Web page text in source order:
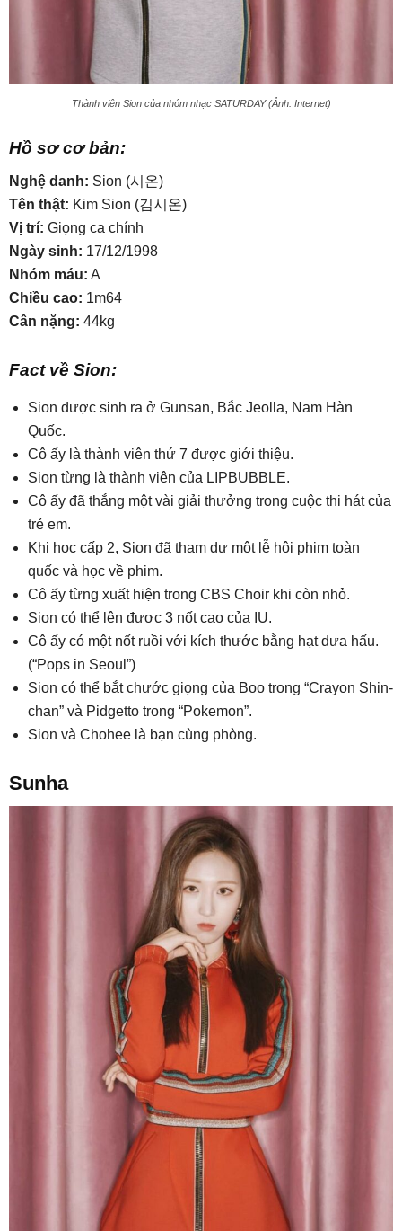
Thành viên Sion của nhóm nhạc SATURDAY (Ảnh: Internet)
Hồ sơ cơ bản:
Nghệ danh: Sion (시온)
Tên thật: Kim Sion (김시온)
Vị trí: Giọng ca chính
Ngày sinh: 17/12/1998
Nhóm máu: A
Chiều cao: 1m64
Cân nặng: 44kg
Fact về Sion:
Sion được sinh ra ở Gunsan, Bắc Jeolla, Nam Hàn
Quốc.
Cô ấy là thành viên thứ 7 được giới thiệu.
Sion từng là thành viên của LIPBUBBLE.
Cô ấy đã thắng một vài giải thưởng trong cuộc thi hát của
trẻ em.
Khi học cấp 2, Sion đã tham dự một lễ hội phim toàn
quốc và học về phim.
Cô ấy từng xuất hiện trong CBS Choir khi còn nhỏ.
Sion có thể lên được 3 nốt cao của IU.
Cô ấy có một nốt ruồi với kích thước bằng hạt dưa hấu.
(“Pops in Seoul”)
Sion có thể bắt chước giọng của Boo trong “Crayon Shin-
chan” và Pidgetto trong “Pokemon”.
Sion và Chohee là bạn cùng phòng.
Sunha